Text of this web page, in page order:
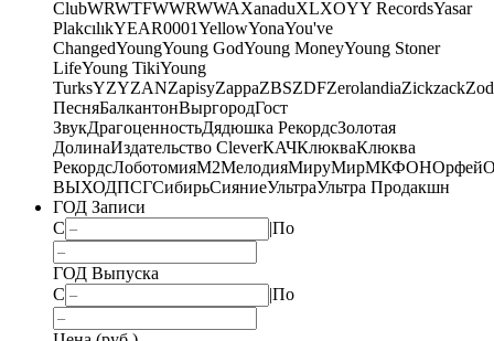
ClubWRWTFWWRWWAXanaduXLXOYY RecordsYasar
PlakcılıkYEAR0001YellowYonaYou've
ChangedYoungYoung GodYoung MoneyYoung Stoner
LifeYoung TikiYoung
TurksYZYZANZapisyZappaZBSZDFZerolandiaZickzack
ПесняБалкантонВыргородГост
ЗвукДрагоценностьДядюшка РекордсЗолотая
ДолинаИздательство CleverКАЧКлюкваКлюква
РекордсЛоботомияМ2МелодияМируМирМКФОНОрфей
ВЫХОДПСГСибирьСияниеУльтраУльтра Продакшн
ГОД Записи
С
|По
ГОД Выпуска
С
|По